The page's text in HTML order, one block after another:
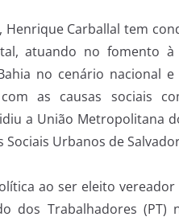
Henrique Carballal tem
atuando no fomento
no cenário nacional
as causas sociais
a União Metropolitana
Urbanos de
ao ser eleito
dos Trabalhadores (PT)